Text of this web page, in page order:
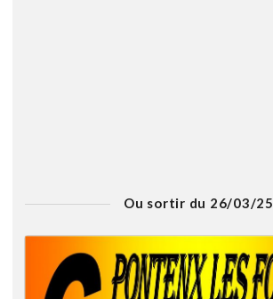
Ou sortir du 26/03/25